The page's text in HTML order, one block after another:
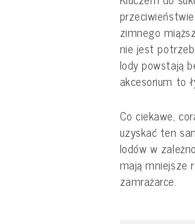
zimnego
nie jest
lody powstają
akcesorium to
Co ciekawe,
uzyskać ten
lodów w
mają mniejsze
zamrażarce.